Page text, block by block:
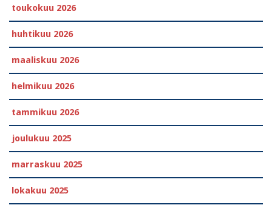
toukokuu 2026
huhtikuu 2026
maaliskuu 2026
helmikuu 2026
tammikuu 2026
joulukuu 2025
marraskuu 2025
lokakuu 2025